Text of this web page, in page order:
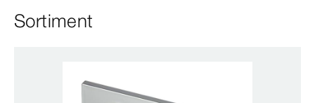
Sortiment